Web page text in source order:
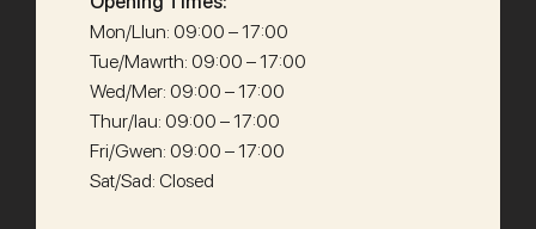
Mon/Llun: 09:00 – 17:00
Tue/Mawrth: 09:00 – 17:00
Wed/Mer: 09:00 – 17:00
Thur/Iau: 09:00 – 17:00
Fri/Gwen: 09:00 – 17:00
Sat/Sad: Closed